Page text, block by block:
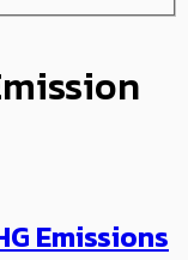
Emissions